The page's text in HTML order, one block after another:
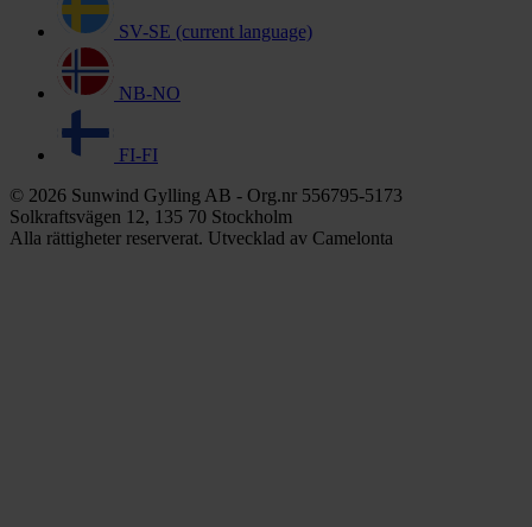
SV-SE (current language)
NB-NO
FI-FI
© 2026 Sunwind Gylling AB - Org.nr 556795-5173
Solkraftsvägen 12, 135 70 Stockholm
Alla rättigheter reserverat. Utvecklad av Camelonta